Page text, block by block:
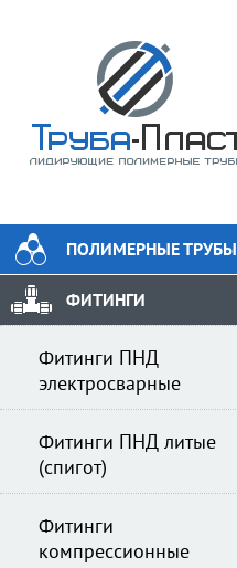
ПОЛИМЕРНЫЕ ТРУБЫ
ФИТИНГИ
Фитинги ПНД
электросварные
Фитинги ПНД литые
(спигот)
Фитинги
компрессионные